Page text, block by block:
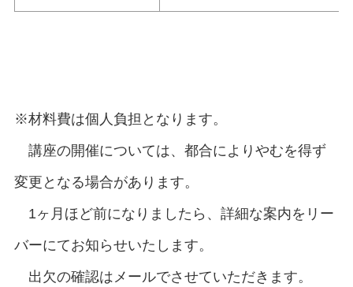
※材料費は個人負担となります。
講座の開催については、都合によりやむを得ず
変更となる場合があります。
1ヶ月ほど前になりましたら、詳細な案内をリー
バーにてお知らせいたします。
出欠の確認はメールでさせていただきます。